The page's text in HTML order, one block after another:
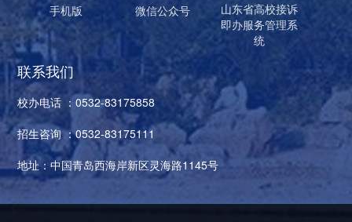
手机版 微信公众号
山东省高校接诉
即办服务管理系
统
联系我们
校办电话 ：0532-83175858
招生咨询 ：0532-83175111
地址：中国青岛西海岸新区灵海路1145号